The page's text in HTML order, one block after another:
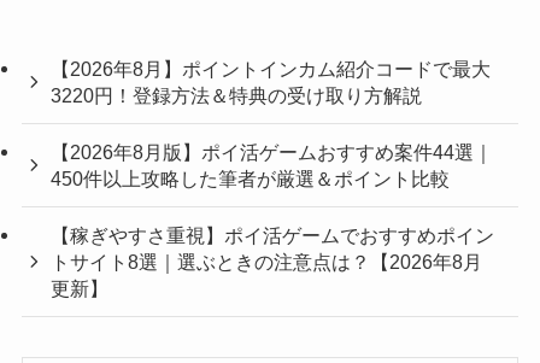
【2026年8月】ポイントインカム紹介コードで最大
3220円！登録方法＆特典の受け取り方解説
【2026年8月版】ポイ活ゲームおすすめ案件44選｜
450件以上攻略した筆者が厳選＆ポイント比較
【稼ぎやすさ重視】ポイ活ゲームでおすすめポイン
トサイト8選｜選ぶときの注意点は？【2026年8月
更新】